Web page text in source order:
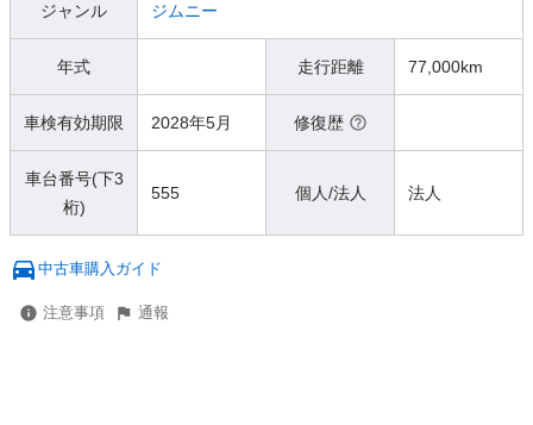
ジャンル ジムニー
年式 走行距離 77,000km
車検有効期限 2028年5月 修復歴
車台番号(下3
桁)
555 個人/法人 法人
中古車購入ガイド
注意事項 通報